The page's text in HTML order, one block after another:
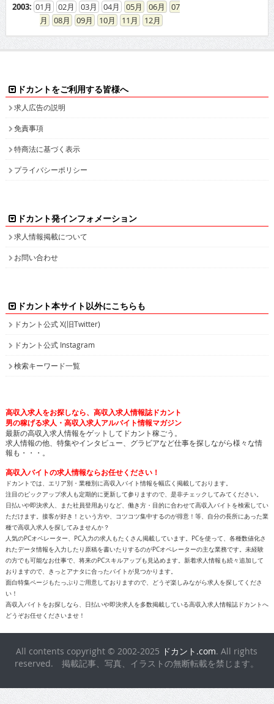
2003: 01 02 03 04 05 06
07
08
09 10 11 12
ドカントをご利用する皆様へ
求人広告の説明
免責事項
特商法に基づく表示
プライバシーポリシー
ドカント発インフォメーション
求人情報掲載について
お問い合わせ
ドカント本サイト以外にこちらも
ドカント公式 X(旧Twitter)
ドカント公式 Instagram
検索キーワード一覧
高収入求人をお探しなら、高収入求人情報誌ドカント
男の稼げる求人・高収入求人アルバイト情報マガジン
最新の高収入求人情報をゲットしてドカント稼ごう。
求人情報の他、特集やインタビュー、グラビアなど仕事を探しながら様々な情
報も・・・。
高収入バイトの求人情報ならお任せください！
ドカントでは、エリア別・業種別に高収入バイト情報を幅広く掲載しております。
注目のピックアップ求人も定期的に更新して参りますので、是非チェックしてみてください。
日払いや即決求人、また社員登用ありなど、働き方・目的に合わせて高収入バイトを検索してい
ただけます。接客が好き！という方や、コツコツ集中するのが得意！等、自分の長所にあった業
種で高収入求人を探してみませんか？
人気のPCオペレーター、PC入力の求人もたくさん掲載しています。PCを使って、各種数値化さ
れたデータ情報を入力したり原稿を書いたりするのがPCオペレーターの主な業務です。未経験
の方でも可能なお仕事で、将来のPCスキルアップも見込めます。新着求人情報も続々追加して
おりますので、きっとアナタに合ったバイトが見つかります。
面白特集ページもたっぷりご用意しておりますので、どうぞ楽しみながら求人を探してくださ
い！
高収入バイトをお探しなら、日払いや即決求人を多数掲載している高収入求人情報誌ドカントへ
どうぞお任せくださいませ！
All contents copyright © 2002-2025 ドカント.com. All rights
reserved. 掲載記事、写真、イラストの無断転載を禁じます。